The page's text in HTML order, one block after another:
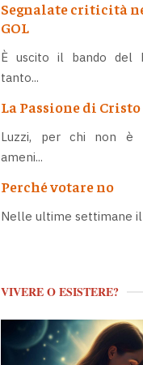
Segnalate criticità
GOL
È uscito il bando del
tanto...
La Passione di
Luzzi, per chi non è
ameni...
Perché votare no
Nelle ultime settimane il
VIVERE O ESISTERE?